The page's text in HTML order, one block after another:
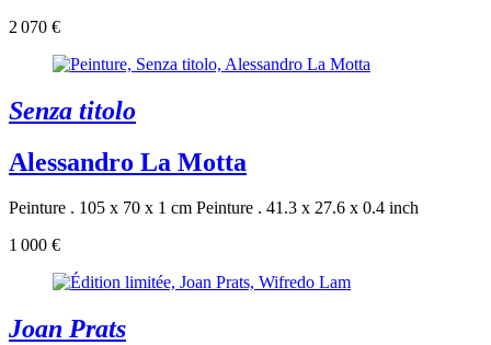
2 070 €
Senza titolo
Alessandro La Motta
Peinture . 105 x 70 x 1 cm Peinture . 41.3 x 27.6 x 0.4 inch
1 000 €
Joan Prats